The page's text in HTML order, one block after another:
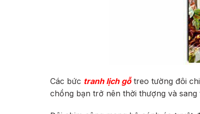
Các bức tranh lịch gỗtreo tường đôi
chồng bạn trở nên thời thượng và sang